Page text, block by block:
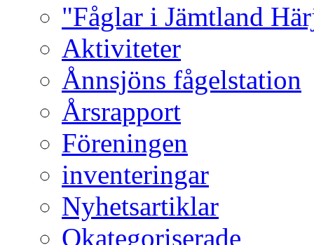
"Fåglar i Jämtland
Aktiviteter
Ånnsjöns fågelstation
Årsrapport
Föreningen
inventeringar
Nyhetsartiklar
Okategoriserade